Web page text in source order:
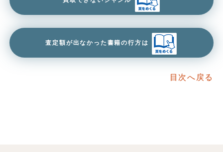
査定額が出なかった書籍の行方は
目次へ戻る